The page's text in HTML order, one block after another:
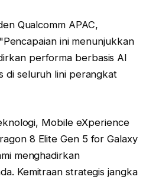
Qualcomm APAC,
ini menunjukkan
performa berbasis AI
di seluruh lini perangkat
Mobile eXperience
8 Elite Gen 5 for Galaxy
menghadirkan
Kemitraan strategis jangka